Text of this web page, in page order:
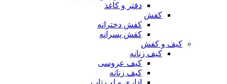
دفتر و کاغذ
کفش
کفش دخترانه
کفش پسرانه
کیف و کفش
کیف زنانه
کیف عروسی
کیف زنانه
اداری و لب تاپ